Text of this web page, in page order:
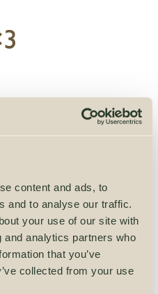
content and ads, to
and to analyse our traffic.
your use of our site with
analytics partners who
that you’ve
collected from your use
see aeda ja
sertifitseeritud
kõrge kvaliteedi ja
5-aastane garantii!
koos